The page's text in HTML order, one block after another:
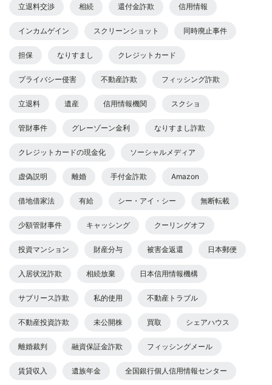
立退料交渉 相続 還付金詐欺 信用情報
インカムゲイン スクリーンショット 同時廃止事件
担保 なりすまし クレジットカード
プライバシー侵害 不動産詐欺 フィッシング詐欺
立退料 遺産 信用情報機関 スクショ
管財事件 グレーゾーン金利 なりすまし詐欺
クレジットカードの現金化 ソーシャルメディア
虚偽説明 離婚 手付金詐欺 Amazon
借地借家法 有給 シー・アイ・シー 無断転載
少額管財事件 キャッシング クーリングオフ
投資マンション 財産分与 被害金返還 日本郵便
入居状況詐欺 相続放棄 日本信用情報機構
サブリース詐欺 私的使用 不動産トラブル
不動産投資詐欺 未公開株 買取 シェアハウス
離婚裁判 融資保証金詐欺 フィッシングメール
賃貸収入 遺族年金 全国銀行個人信用情報センター